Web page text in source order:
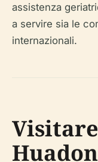
assistenza
a servire sia le
internazionali.